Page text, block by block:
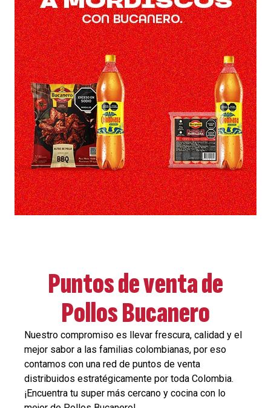
Puntos de venta de
Pollos Bucanero
Nuestro compromiso es llevar frescura, calidad y el
mejor sabor a las familias colombianas, por eso
contamos con una red de puntos de venta
distribuidos estratégicamente por toda Colombia.
¡Encuentra tu super más cercano y cocina con lo